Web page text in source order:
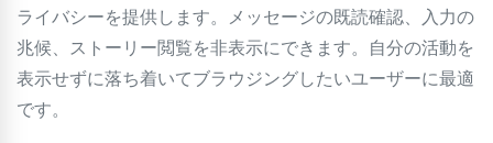
ライバシーを提供します。メッセージの既読確認、入力の
兆候、ストーリー閲覧を非表示にできます。自分の活動を
表示せずに落ち着いてブラウジングしたいユーザーに最適
です。